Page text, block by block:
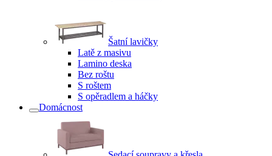
Šatní lavičky
Latě z masivu
Lamino deska
Bez roštu
S roštem
S opěradlem a háčky
Domácnost